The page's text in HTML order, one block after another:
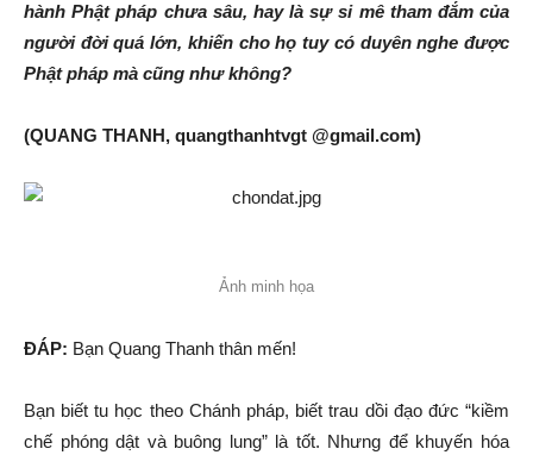
hành Phật pháp chưa sâu, hay là sự si mê tham đắm của
người đời quá lớn, khiến cho họ tuy có duyên nghe được
Phật pháp mà cũng như không?
(QUANG THANH, quangthanhtvgt @gmail.com)
Ảnh minh họa
ĐÁP: Bạn Quang Thanh thân mến!
Bạn biết tu học theo Chánh pháp, biết trau dồi đạo đức “kiềm
chế phóng dật và buông lung” là tốt. Nhưng để khuyến hóa